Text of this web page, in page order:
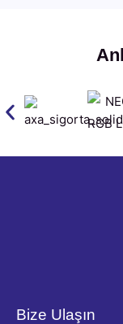
Bize Ulaşın